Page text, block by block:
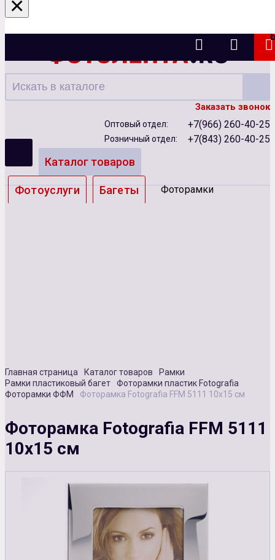
Казань
Заказать звонок
Оптовый отдел: +7(966) 260-40-25
Розничный отдел: +7(843) 260-40-25
Каталог товаров
Фотоуслуги Багеты Фоторамки
Главная страница Каталог товаров
Рамки
Рамки пластиковый багет
Фоторамки пластик Fotografia
Фоторамки ФФМ
Фоторамка Fotografia FFM 5111 10х15 см
Фоторамка Fotografia FFM 5111
10х15 см
×